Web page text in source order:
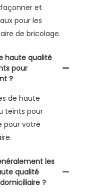
et
pour les
de bricolage.
haute qualité
pour
?
de haute
teints pour
pour votre
les
qualité
?